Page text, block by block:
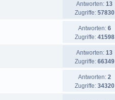
Antworten: 13
Zugriffe: 57830
Antworten: 6
Zugriffe: 41598
Antworten: 13
Zugriffe: 66349
Antworten: 2
Zugriffe: 34320